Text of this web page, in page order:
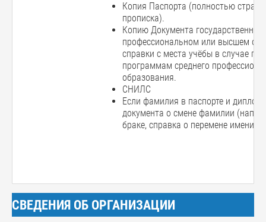
Копия Паспорта (полностью
прописка).
Копию Документа
профессиональном или высшем
справки с места учёбы в случае
программам среднего
образования.
СНИЛС
Если фамилия в паспорте и
документа о смене фамилии
браке, справка о перемене имени).
СВЕДЕНИЯ ОБ ОРГАНИЗАЦИИ